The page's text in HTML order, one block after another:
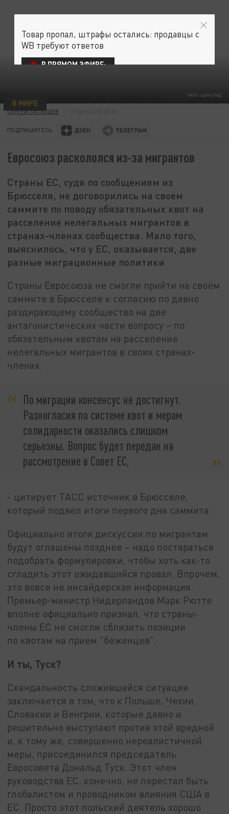
ФОТО: ЦАРЬГРАД
В МИРЕ
СЕРГЕЙ ЛАТЫШЕВ
ПОДПИШИТЕСЬ:
Евросоюз раскололся из-за мигрантов
Страны ЕС, судя по сообщениям из
Брюсселя, не договорились на своем
саммите по поводу обязательных квот на
расселение нелегальных мигрантов в
странах-членах сообщества. Мало того,
выяснилось, что у ЕС, оказывается, две
разные миграционные политики
Страны Евросоюза не смогли прийти на своём
саммите в Брюсселе к согласию по давно
раздирающему сообщество на две
антагонистических части вопросу – по
обязательным квотам на расселение
нелегальных мигрантов в своих странах-
членах.
По миграции консенсус не достигнут.
Разногласия по системе квот и мерам
солидарности оказались слишком
серьезны. Вопрос будет передан на
рассмотрение в Совет ЕС,
- цитирует ТАСС источник в Брюсселе,
который подвел итоги первого дня саммита.
Официально итоги дискуссии по мигрантам
будут оглашены позднее – надо постараться
подобрать формулировки, чтобы хоть как-то
сгладить этот ожидавшийся провал. Впрочем,
это вовсе не инсайдерская информация.
Премьер-министр Нидерландов Марк Рютте
вполне официально признал, что страны-
члены ЕС не смогли сблизить позиции
по квотам на прием "беженцев".
И ты, Туск?
Скандальность сложившейся ситуации
заключается в том, что к Польше, Чехии,
Словакии и Венгрии, которые давно и
решительно выступают против этой вредной
и, к тому же, совершенно нереалистичной
меры, присоединился председатель
Евросовета Дональд Туск. Этот член
руководства ЕС, конечно, не перестал быть
глобалистом и проводником влияния США в
ЕС. Просто этот польский деятель хорошо
Товар пропал, штрафы остались: продавцы с
WB требуют ответов
В ПРЯМОМ ЭФИРЕ: